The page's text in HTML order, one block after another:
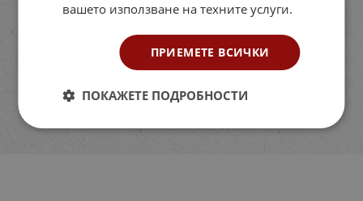
вашето използване на техните услуги.
ПРИЕМЕТЕ ВСИЧКИ
ПОКАЖЕТЕ ПОДРОБНОСТИ